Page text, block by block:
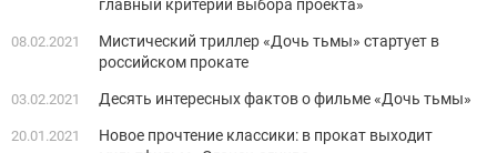
главный критерий выбора проекта»
08.02.2021
Мистический триллер «Дочь тьмы» стартует в
российском прокате
03.02.2021 Десять интересных фактов о фильме «Дочь тьмы»
20.01.2021
Новое прочтение классики: в прокат выходит